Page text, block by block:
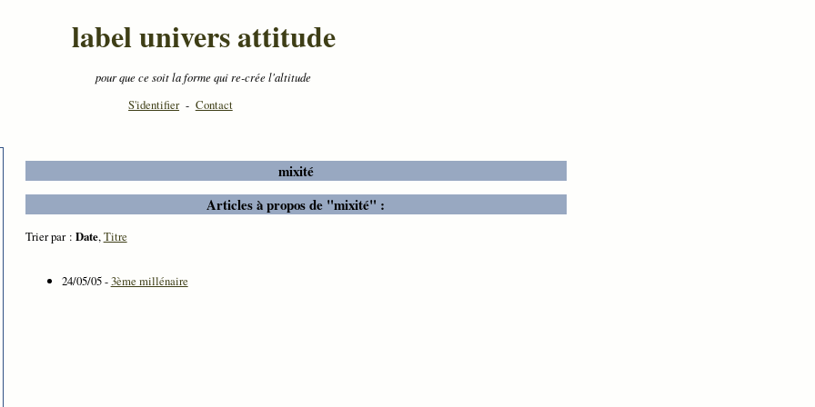
label univers attitude
pour que ce soit la forme qui re-crée l'altitude
S'identifier - Contact
mixité
Articles à propos de "mixité" :
Trier par : Date,Titre
24/05/05 -3ème millénaire